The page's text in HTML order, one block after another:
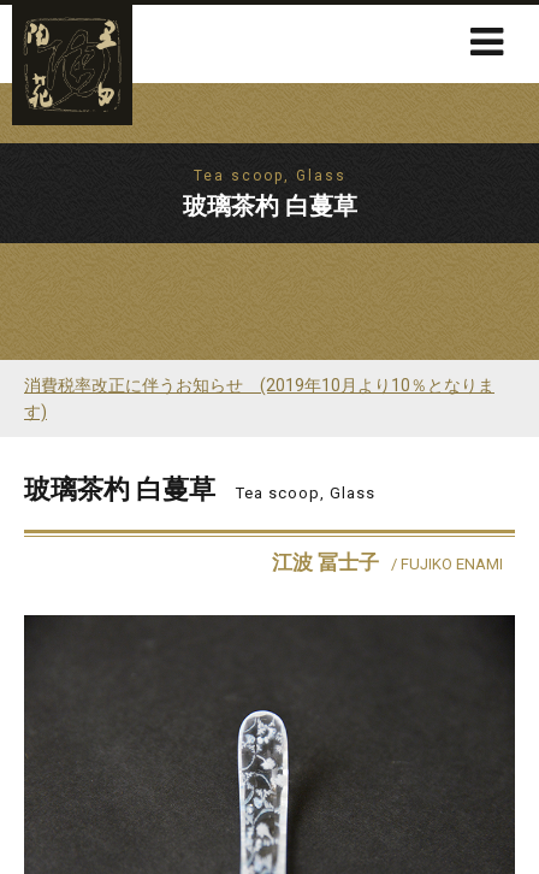
Tea scoop, Glass
玻璃茶杓 白蔓草
消費税率改正に伴うお知らせ (2019年10月より10％となりま
す)
玻璃茶杓 白蔓草 Tea scoop, Glass
江波 冨士子 / FUJIKO ENAMI